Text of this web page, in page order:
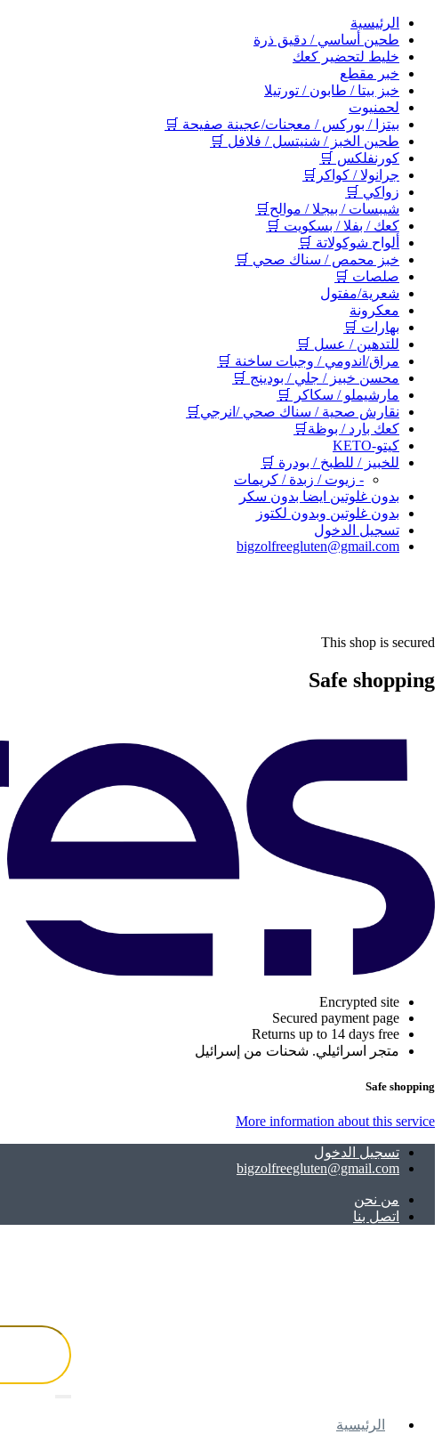
اﻟﺮﺋﻴﺴﻴﺔ
طحين أساسي / دقيق ذرة
خليط لتحضير كعك
خبر مقطع
خبز بيتا / طابون / تورتيلا
لحمنيوت
بيتزا / بوركس / معجنات/عجينة صفيحة 🛒
طحين الخبز / شنيتسل / فلافل 🛒
كورنفلكس 🛒
جرانولا / كواكر🛒
زواكي 🛒
شيبسات / بيجلا / موالح🛒
كعك / بفلا / بسكويت 🛒
ألواح شوكولاتة 🛒
خبز محمص / سناك صحي 🛒
صلصات 🛒
شعرية/مفتول
معكرونة
بهارات 🛒
للتدهين / عسل 🛒
مراق/اندومي / وجبات ساخنة 🛒
محسن خبيز / جلي / بودينج 🛒
مارشيملو / سكاكر 🛒
نقارش صحية / سناك صحي /انرجي🛒
كعك بارد / بوظة🛒
كيتو-KETO
للخبيز / للطبخ / بودرة 🛒
- زيوت / زبدة / كريمات
بدون غلوتين ايضا بدون سكر
بدون غلوتين وبدون لكتوز
تسجيل الدخول
bigzolfreegluten@gmail.com
This shop is secured
Safe shopping
Encrypted site
Secured payment page
Returns up to 14 days free
متجر اسرائيلي. شحنات من إسرائيل
Safe shopping
More information about this service
تسجيل الدخول
bigzolfreegluten@gmail.com
ﻣﻦ ﻧﺤﻦ
اتصل بنا
اﻟﺮﺋﻴﺴﻴﺔ